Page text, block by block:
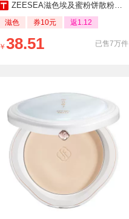
ZEESEA滋色埃及蜜粉饼散粉定妆粉定妆膏
滋色 券10元 返1.12
已售7万件
￥ 38.51